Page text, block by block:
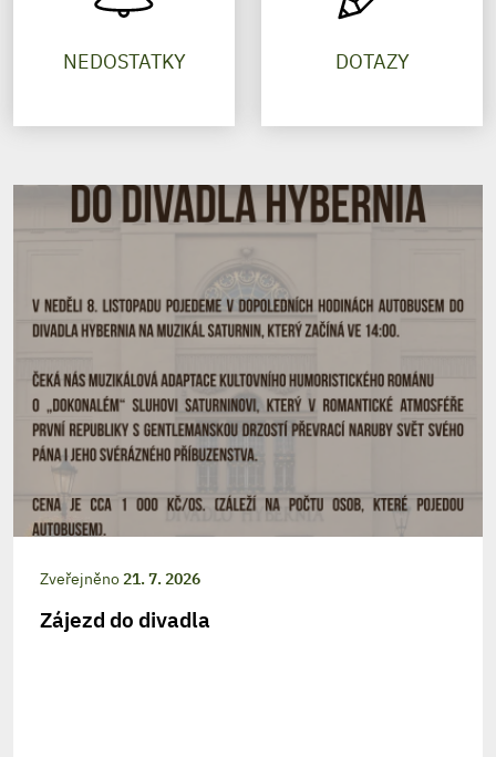
NEDOSTATKY DOTAZY
Zveřejněno21. 7. 2026
Zájezd do divadla